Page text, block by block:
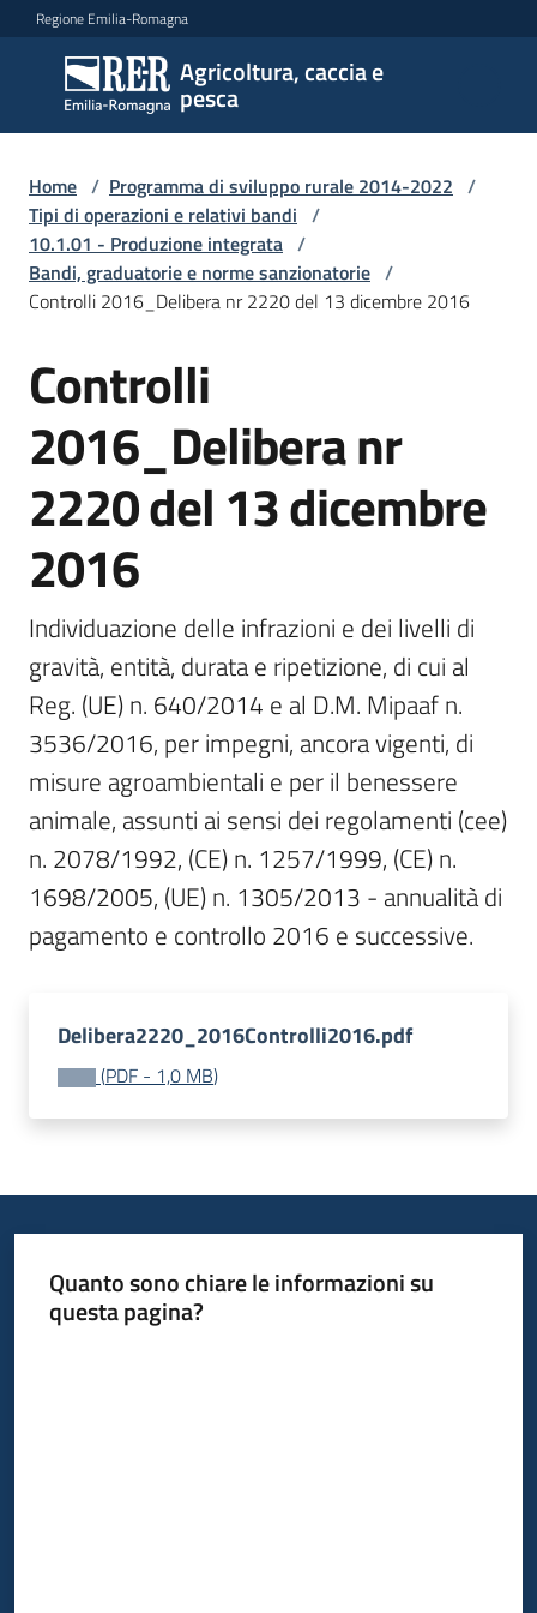
Vai al contenuto
Vai alla navigazione
Vai al footer
Regione Emilia-Romagna
Agricoltura, caccia e
pesca
Agricoltura,
caccia e
pesca
Argomenti
Servizi
Leggi
atti
bandi
Menu selezionato
Piani
programmi
progetti
Agricoltura
in
cifre
Home / Programma di sviluppo rurale 2014-2022 /
Tipi di operazioni e relativi bandi /
10.1.01 - Produzione integrata /
Bandi, graduatorie e norme sanzionatorie /
Controlli 2016_Delibera nr 2220 del 13 dicembre 2016
Controlli
2016_Delibera nr
2220 del 13 dicembre
2016
Individuazione delle infrazioni e dei livelli di
gravità, entità, durata e ripetizione, di cui al
Reg. (UE) n. 640/2014 e al D.M. Mipaaf n.
3536/2016, per impegni, ancora vigenti, di
misure agroambientali e per il benessere
animale, assunti ai sensi dei regolamenti (cee)
n. 2078/1992, (CE) n. 1257/1999, (CE) n.
1698/2005, (UE) n. 1305/2013 - annualità di
pagamento e controllo 2016 e successive.
Delibera2220_2016Controlli2016.pdf
(PDF - 1,0 MB)
Quanto sono chiare le informazioni su
questa pagina?